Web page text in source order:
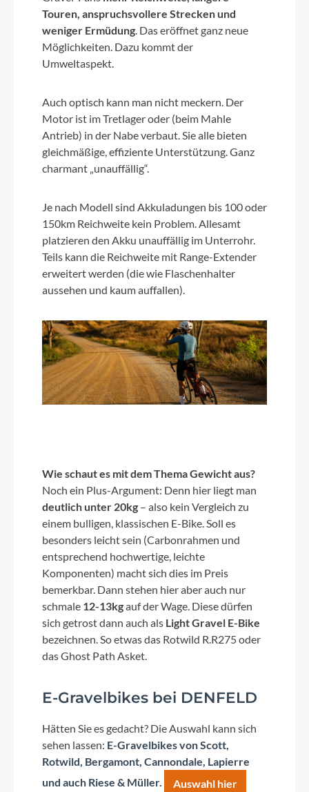
Touren, anspruchsvollere Strecken und
weniger Ermüdung . Das eröffnet ganz neue
Möglichkeiten. Dazu kommt der
Umweltaspekt.
Auch optisch kann man nicht meckern. Der
Motor ist im Tretlager oder (beim Mahle
Antrieb) in der Nabe verbaut. Sie alle bieten
gleichmäßige, effiziente Unterstützung. Ganz
charmant „unauffällig“.
Je nach Modell sind Akkuladungen bis 100 oder
150km Reichweite kein Problem. Allesamt
platzieren den Akku unauffällig im Unterrohr.
Teils kann die Reichweite mit Range-Extender
erweitert werden (die wie Flaschenhalter
aussehen und kaum auffallen).
Wie schaut es mit dem Thema Gewicht aus?
Noch ein Plus-Argument: Denn hier liegt man
deutlich unter 20kg – also kein Vergleich zu
einem bulligen, klassischen E-Bike. Soll es
besonders leicht sein (Carbonrahmen und
entsprechend hochwertige, leichte
Komponenten) macht sich dies im Preis
bemerkbar. Dann stehen hier aber auch nur
schmale 12-13kgauf der Wage. Diese dürfen
sich getrost dann auch als Light Gravel E-Bike
bezeichnen. So etwas das Rotwild R.R275 oder
das Ghost Path Asket.
E-Gravelbikes bei DENFELD
Hätten Sie es gedacht? Die Auswahl kann sich
sehen lassen: E-Gravelbikes von Scott,
Rotwild, Bergamont, Cannondale, Lapierre
und auch Riese & Müller.
Auswahl hier